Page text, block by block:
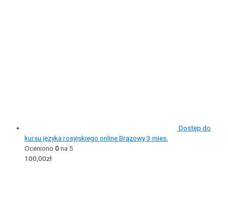
Dostęp do
kursu języka rosyjskiego online Brązowy 3 mies.
Oceniono 0na 5
100,00zł